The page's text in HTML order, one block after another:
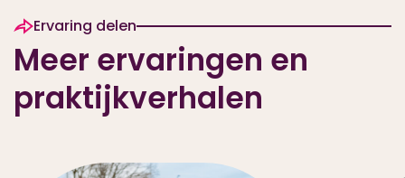
Ervaring delen
Meer ervaringen en
praktijkverhalen